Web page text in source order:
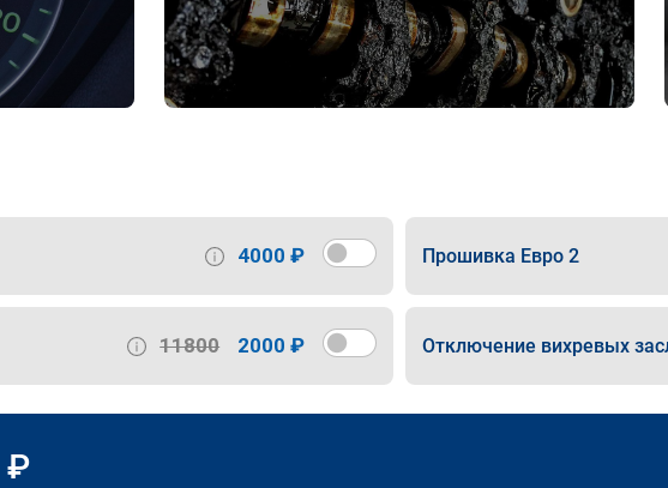
4000 ₽ Прошивка Евро 2
11800 2000 ₽ Отключение вихревых
₽